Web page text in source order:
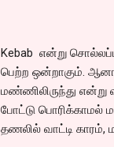
Kebab என்று
பெற்ற ஒன்றாகும்.
மண்ணிலிருந்து
போட்டு பொரிக்காமல்
தணலில் வாட்டி